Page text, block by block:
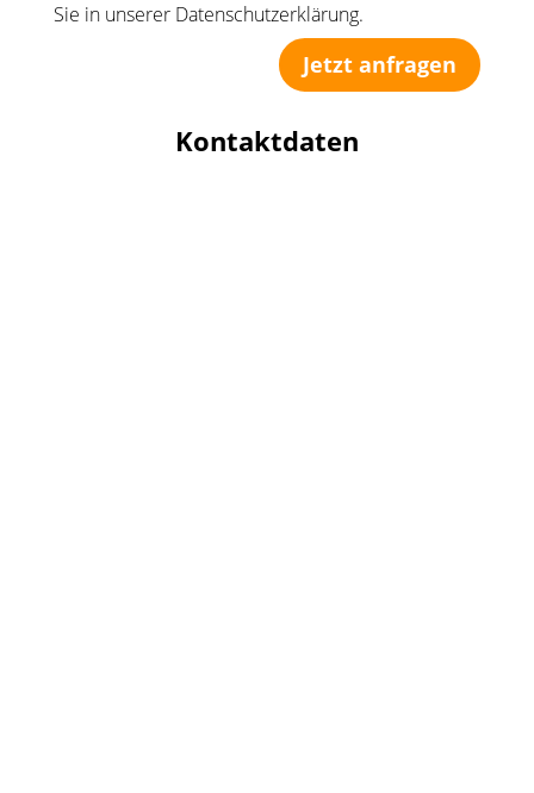
Sie in unserer Datenschutzerklärung.
Jetzt anfragen
Kontaktdaten